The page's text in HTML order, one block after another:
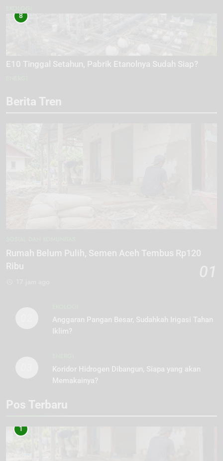
8
E10 Tinggal Setahun, Pabrik Etanolnya Sudah Siap?
Berita Tren
Rumah Belum Pulih, Semen Aceh Tembus Rp120
Ribu
Anggaran Pangan Besar, Sudahkah Irigasi Tahan
Iklim?
Koridor Hidrogen Dibangun, Siapa yang akan
Memakainya?
Pos Terbaru
1